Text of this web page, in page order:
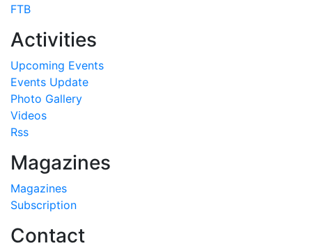
FTB
Activities
Upcoming Events
Events Update
Photo Gallery
Videos
Rss
Magazines
Magazines
Subscription
Contact